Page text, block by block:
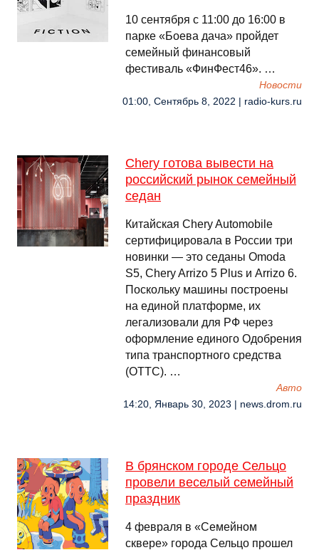
10 сентября с 11:00 до 16:00 в
парке «Боева дача» пройдет
семейный финансовый
фестиваль «ФинФест46». …
Новости
01:00, Сентябрь 8, 2022 | radio-kurs.ru
Chery готова вывести на
российский рынок семейный
седан
Китайская Chery Automobile
сертифицировала в России три
новинки — это седаны Omoda
S5, Chery Arrizo 5 Plus и Arrizo 6.
Поскольку машины построены
на единой платформе, их
легализовали для РФ через
оформление единого Одобрения
типа транспортного средства
(ОТТС). …
Авто
14:20, Январь 30, 2023 | news.drom.ru
В брянском городе Сельцо
провели веселый семейный
праздник
4 февраля в «Семейном
сквере» города Сельцо прошел